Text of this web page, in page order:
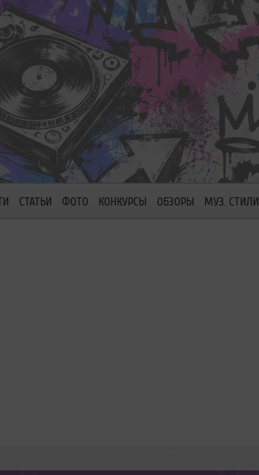
СТАТЬИ ФОТО КОНКУРСЫ ОБЗОРЫ МУЗ. СТИЛИ